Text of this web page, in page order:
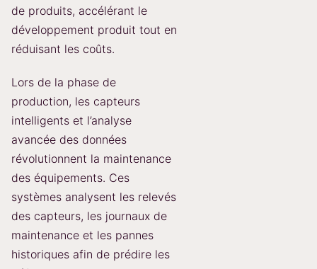
de produits, accélérant le
développement produit tout en
réduisant les coûts.
Lors de la phase de
production, les capteurs
intelligents et l’analyse
avancée des données
révolutionnent la maintenance
des équipements. Ces
systèmes analysent les relevés
des capteurs, les journaux de
maintenance et les pannes
historiques afin de prédire les